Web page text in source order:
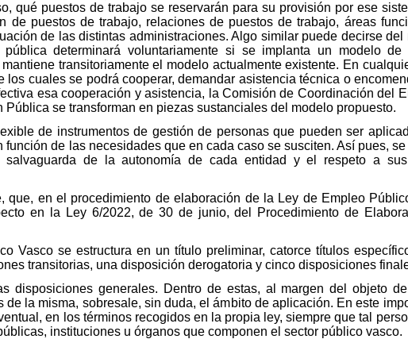
qué puestos de trabajo se reservarán para su provisión por ese
de puestos de trabajo, relaciones de puestos de trabajo, áreas
de las distintas administraciones. Algo similar puede decirse
determinará voluntariamente si se implanta un modelo de
transitoriamente el modelo actualmente existente. En
los cuales se podrá cooperar, demandar asistencia técnica o
esa cooperación y asistencia, la Comisión de Coordinación del
Pública se transforman en piezas sustanciales del modelo propuesto.
de instrumentos de gestión de personas que pueden ser
función de las necesidades que en cada caso se susciten. Así pues,
de la autonomía de cada entidad y el respeto a
que, en el procedimiento de elaboración de la Ley de Empleo
en la Ley 6/2022, de 30 de junio, del Procedimiento de
Vasco se estructura en un título preliminar, catorce títulos
transitorias, una disposición derogatoria y cinco disposiciones
disposiciones generales. Dentro de estas, al margen del objeto
la misma, sobresale, sin duda, el ámbito de aplicación. En este
en los términos recogidos en la propia ley, siempre que tal
instituciones u órganos que componen el sector público vasco.